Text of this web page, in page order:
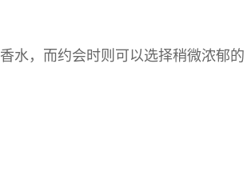
水，而约会时则可以选择稍微浓郁的